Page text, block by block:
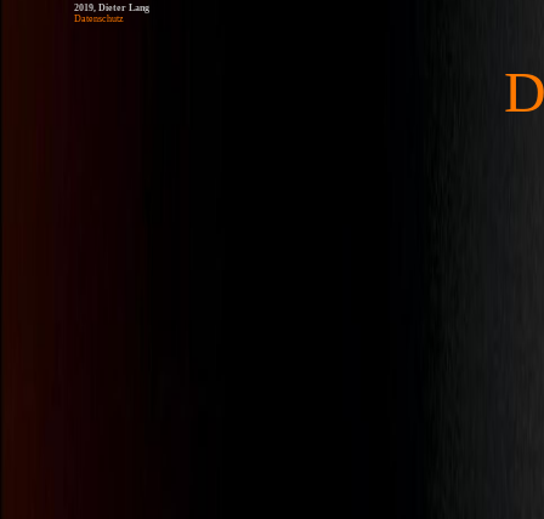
2019, Dieter Lang
Datenschutz